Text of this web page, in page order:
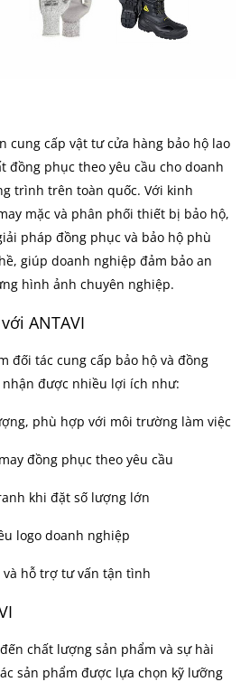
cung cấp vật tư cửa hàng bảo hộ lao
đồng phục theo yêu cầu cho doanh
trình trên toàn quốc. Với kinh
mặc và phân phối thiết bị bảo hộ,
pháp đồng phục và bảo hộ phù
giúp doanh nghiệp đảm bảo an
hình ảnh chuyên nghiệp.
ANTAVI
đối tác cung cấp bảo hộ và đồng
được nhiều lợi ích như:
phù hợp với môi trường làm việc
đồng phục theo yêu cầu
khi đặt số lượng lớn
logo doanh nghiệp
hỗ trợ tư vấn tận tình
chất lượng sản phẩm và sự hài
sản phẩm được lựa chọn kỹ lưỡng